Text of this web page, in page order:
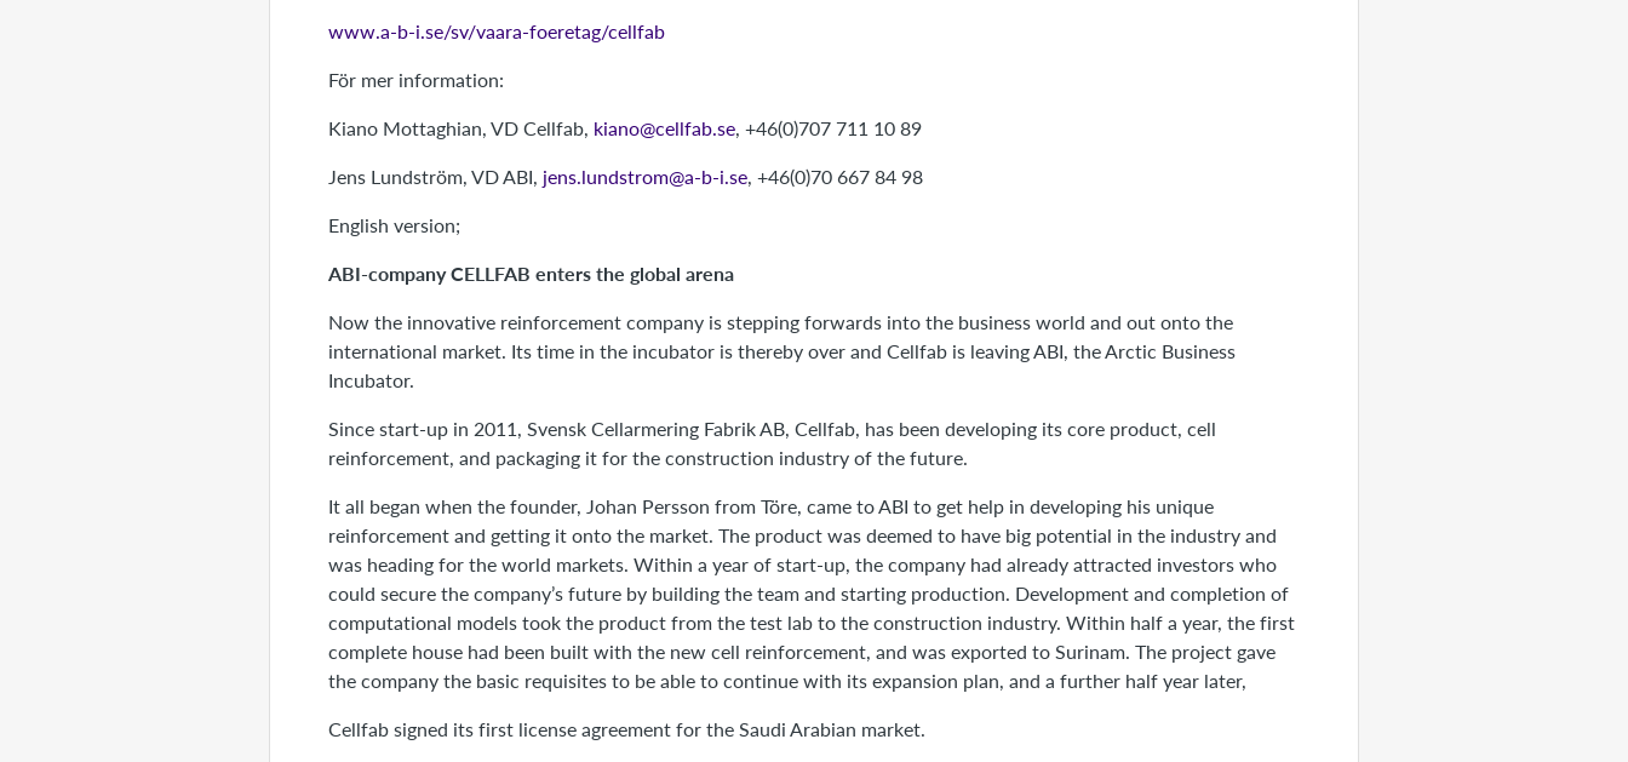
www.a-b-i.se/sv/vaara-foeretag/cellfab
För mer information:
Kiano Mottaghian, VD Cellfab, kiano@cellfab.se, +46(0)707 711 10 89
Jens Lundström, VD ABI, jens.lundstrom@a-b-i.se, +46(0)70 667 84 98
English version;
ABI-company CELLFAB enters the global arena
Now the innovative reinforcement company is stepping forwards into the business world and out onto the
international market. Its time in the incubator is thereby over and Cellfab is leaving ABI, the Arctic Business
Incubator.
Since start-up in 2011, Svensk Cellarmering Fabrik AB, Cellfab, has been developing its core product, cell
reinforcement, and packaging it for the construction industry of the future.
It all began when the founder, Johan Persson from Töre, came to ABI to get help in developing his unique
reinforcement and getting it onto the market. The product was deemed to have big potential in the industry and
was heading for the world markets. Within a year of start-up, the company had already attracted investors who
could secure the company’s future by building the team and starting production. Development and completion of
computational models took the product from the test lab to the construction industry. Within half a year, the first
complete house had been built with the new cell reinforcement, and was exported to Surinam. The project gave
the company the basic requisites to be able to continue with its expansion plan, and a further half year later,
Cellfab signed its first license agreement for the Saudi Arabian market.